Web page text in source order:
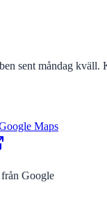
sent måndag
Maps
Google